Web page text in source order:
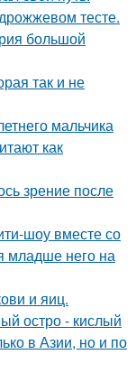
тесте.
большой
так и не
мальчика
как
зрение после
шоу вместе со
младше него на
и яиц.
остро - кислый
в Азии, но и по